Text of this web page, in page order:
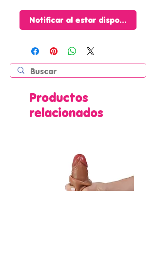
Notificar al estar disponible
Productos
relacionados